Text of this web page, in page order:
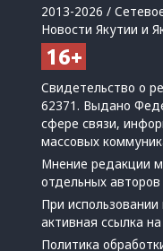
2013-2026 /
Новости Якутии и
Свидетельство о
62371. Выдано
сфере связи,
массовых
Мнение редакции
отдельных
При
активная ссылка на
Политика